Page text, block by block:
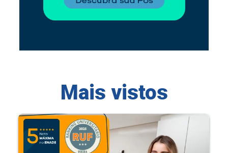
Mais vistos